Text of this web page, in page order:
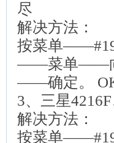
尽
解决方法：
按菜单
——菜单——向
——确定。
3、三星
解决方法：
按菜单